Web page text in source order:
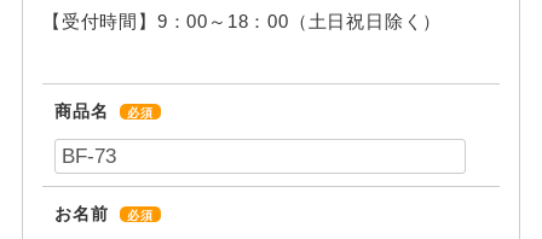
【受付時間】 9：00～18：00（土日祝日除く）
商品名 必須
お名前 必須